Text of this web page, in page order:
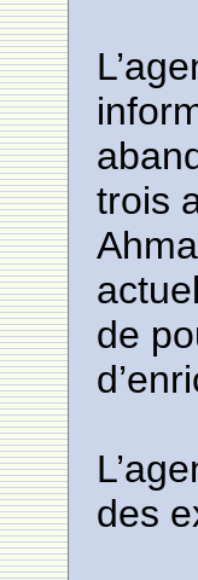
trois
de
des